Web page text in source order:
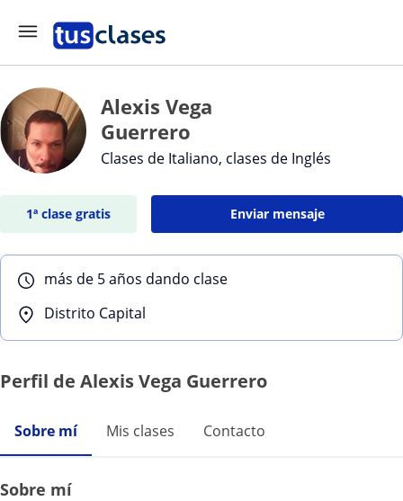
Alexis Vega
Guerrero
Clases de Italiano, clases de Inglés
1ª clase gratis Enviar mensaje
más de 5 años dando clase
Distrito Capital
Perfil de Alexis Vega Guerrero
Sobre mí Mis clases Contacto
Sobre mí